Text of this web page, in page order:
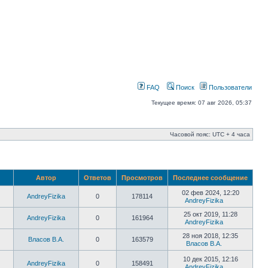
FAQ Поиск Пользователи
Текущее время: 07 авг 2026, 05:37
Часовой пояс: UTC + 4 часа
Автор Ответов Просмотров Последнее сообщение
AndreyFizika 0 178114
02 фев 2024, 12:20
AndreyFizika
AndreyFizika 0 161964
25 окт 2019, 11:28
AndreyFizika
Власов В.А. 0 163579
28 ноя 2018, 12:35
Власов В.А.
AndreyFizika 0 158491
10 дек 2015, 12:16